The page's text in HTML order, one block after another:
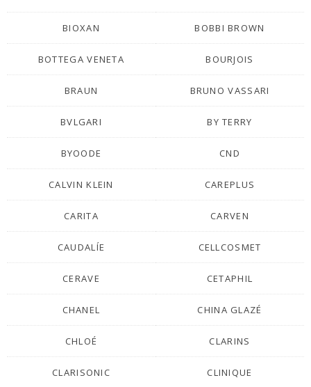
BIOXAN BOBBI BROWN
BOTTEGA VENETA BOURJOIS
BRAUN BRUNO VASSARI
BVLGARI BY TERRY
BYOODE CND
CALVIN KLEIN CAREPLUS
CARITA CARVEN
CAUDALÍE CELLCOSMET
CERAVE CETAPHIL
CHANEL CHINA GLAZÉ
CHLOÉ CLARINS
CLARISONIC CLINIQUE